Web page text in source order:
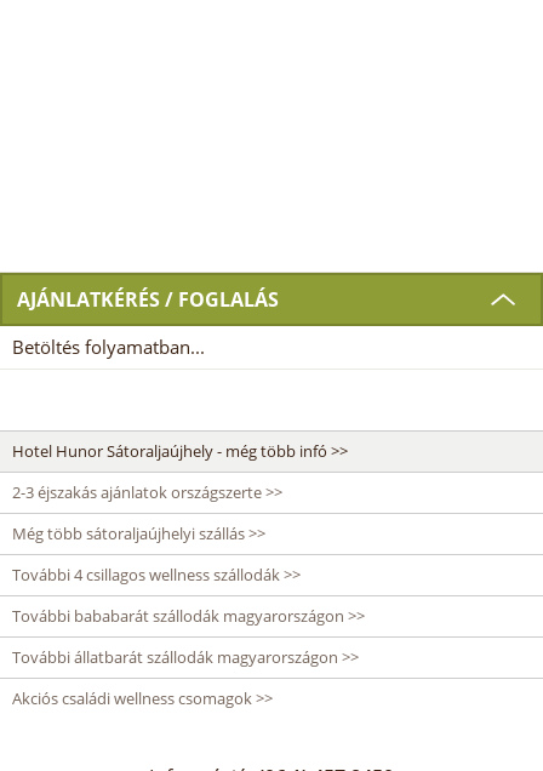
AJÁNLATKÉRÉS / FOGLALÁS
Betöltés folyamatban...
Hotel Hunor Sátoraljaújhely - még több infó >>
2-3 éjszakás ajánlatok országszerte >>
Még több sátoraljaújhelyi szállás >>
További 4 csillagos wellness szállodák >>
További bababarát szállodák magyarországon >>
További állatbarát szállodák magyarországon >>
Akciós családi wellness csomagok >>